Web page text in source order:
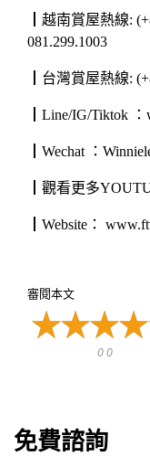
┃越南賞屋熱線:
081.299.1003
┃台灣賞屋熱線:
┃Line/IG/Tiktok ：
┃Wechat ：
┃觀看更多
┃Website：
審閱本文
0 0
免費諮詢